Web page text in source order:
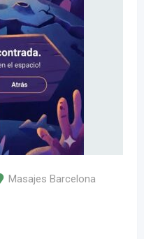
Masajes Barcelona